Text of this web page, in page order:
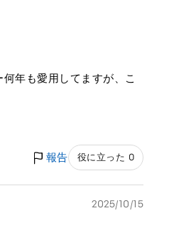
年も愛用してますが、こ
報告 役に立った 0
2025/10/15